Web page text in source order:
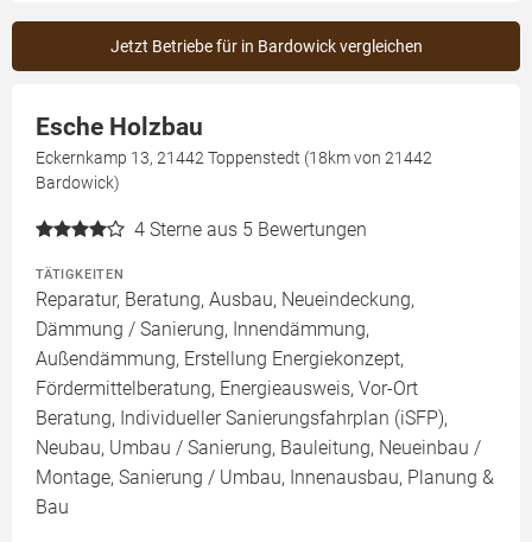
Jetzt Betriebe für in Bardowick vergleichen
Esche Holzbau
Eckernkamp 13, 21442 Toppenstedt (18km von 21442
Bardowick)
4 Sterne aus 5 Bewertungen
TÄTIGKEITEN
Reparatur, Beratung, Ausbau, Neueindeckung,
Dämmung / Sanierung, Innendämmung,
Außendämmung, Erstellung Energiekonzept,
Fördermittelberatung, Energieausweis, Vor-Ort
Beratung, Individueller Sanierungsfahrplan (iSFP),
Neubau, Umbau / Sanierung, Bauleitung, Neueinbau /
Montage, Sanierung / Umbau, Innenausbau, Planung &
Bau